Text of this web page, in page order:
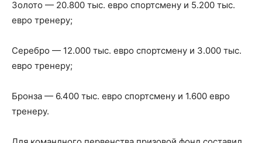
Золото — 20.800 тыс. евро спортсмену и 5.200 тыс.
евро тренеру;
Серебро — 12.000 тыс. евро спортсмену и 3.000 тыс.
евро тренеру;
Бронза — 6.400 тыс. евро спортсмену и 1.600 евро
тренеру.